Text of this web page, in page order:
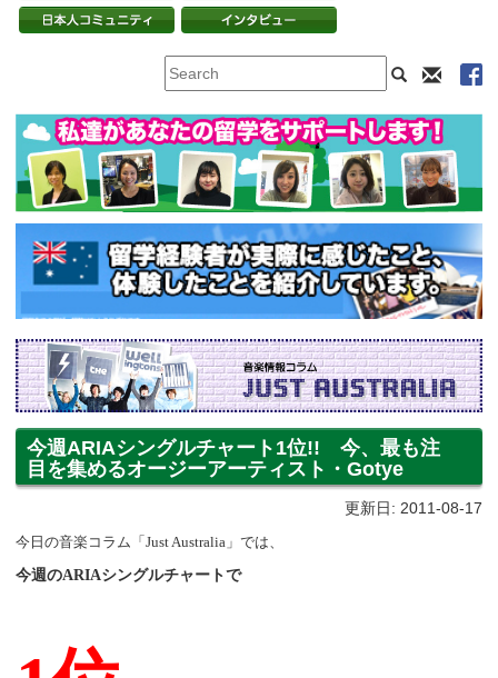
今週ARIAシングルチャート1位!! 今、最も注
目を集めるオージーアーティスト・Gotye
更新日: 2011-08-17
今日の音楽コラム「Just Australia 」では、
今週のARIAシングルチャートで